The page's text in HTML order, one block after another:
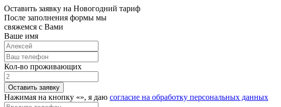
Оставить заявку на Новогодний тариф
После заполнения формы мы
свяжемся с Вами
Ваше имя
Кол-во проживающих
Оставить заявку
Нажимая на кнопку «», я даю согласие на обработку персональных данных